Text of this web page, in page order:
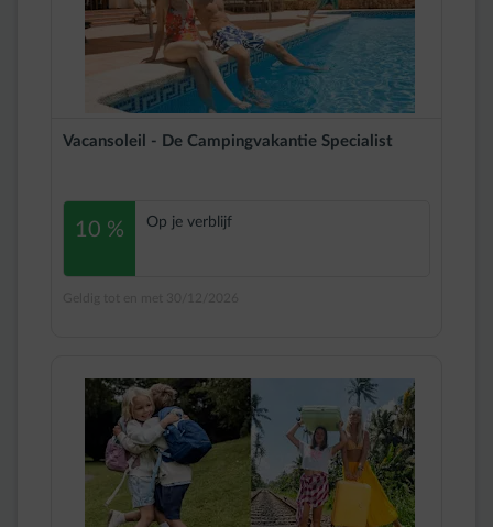
Vacansoleil - De Campingvakantie Specialist
10 % Op je verblijf